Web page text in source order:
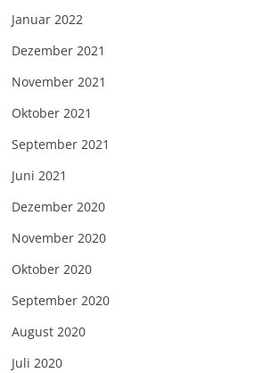
Januar 2022
Dezember 2021
November 2021
Oktober 2021
September 2021
Juni 2021
Dezember 2020
November 2020
Oktober 2020
September 2020
August 2020
Juli 2020